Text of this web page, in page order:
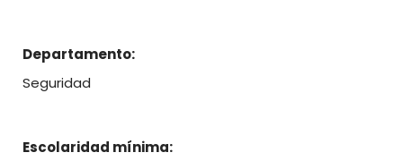
Departamento:
Seguridad
Escolaridad mínima: